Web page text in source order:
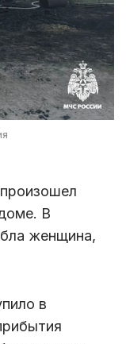
В
женщина,
в